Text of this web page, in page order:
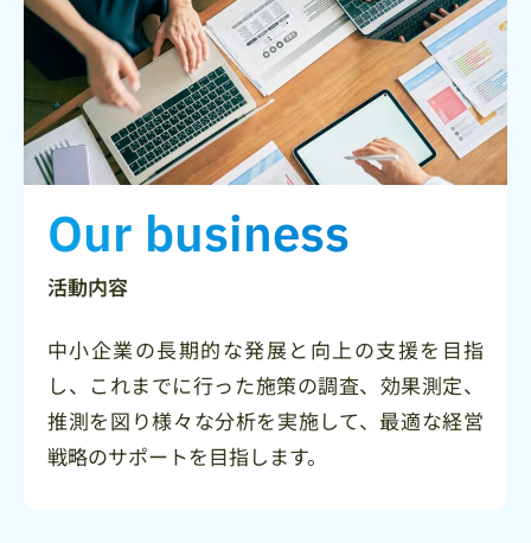
Our business
活動内容
中小企業の長期的な発展と向上の支援を目指
し、これまでに行った施策の調査、効果測定、
推測を図り様々な分析を実施して、最適な経営
戦略のサポートを目指します。